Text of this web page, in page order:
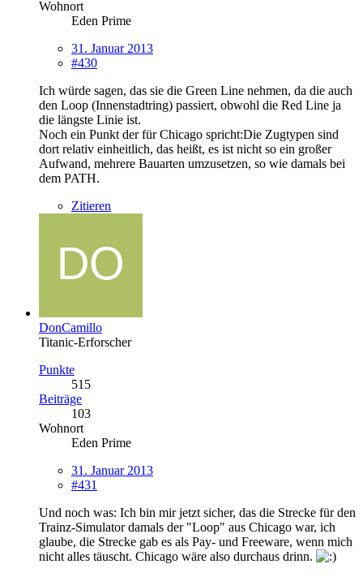
Wohnort
Eden Prime
31. Januar 2013
#430
Ich würde sagen, das sie die Green Line nehmen, da die auch
den Loop (Innenstadtring) passiert, obwohl die Red Line ja
die längste Linie ist.
Noch ein Punkt der für Chicago spricht:Die Zugtypen sind
dort relativ einheitlich, das heißt, es ist nicht so ein großer
Aufwand, mehrere Bauarten umzusetzen, so wie damals bei
dem PATH.
Zitieren
DonCamillo
Titanic-Erforscher
Punkte
515
Beiträge
103
Wohnort
Eden Prime
31. Januar 2013
#431
Und noch was: Ich bin mir jetzt sicher, das die Strecke für den
Trainz-Simulator damals der "Loop" aus Chicago war, ich
glaube, die Strecke gab es als Pay- und Freeware, wenn mich
nicht alles täuscht. Chicago wäre also durchaus drinn.